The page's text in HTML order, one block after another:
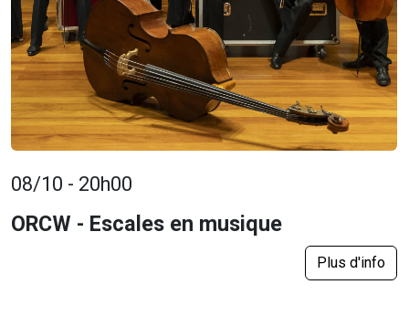
08/10 - 20h00
ORCW - Escales en musique
Plus d'info